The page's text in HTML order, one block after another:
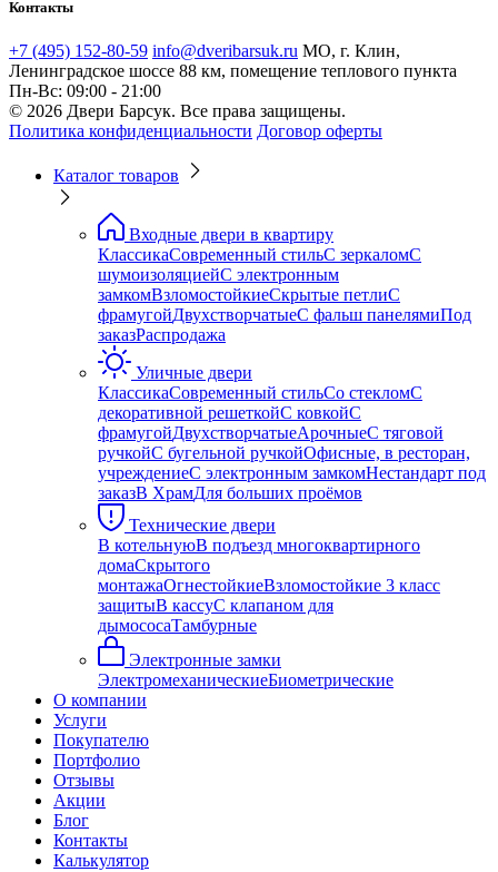
Контакты
+7 (495) 152-80-59 info@dveribarsuk.ru МО, г. Клин,
Ленинградское шоссе 88 км, помещение теплового пункта
Пн-Вс: 09:00 - 21:00
© 2026 Двери Барсук. Все права защищены.
Политика конфиденциальности Договор оферты
Каталог товаров
Входные двери в квартиру
КлассикаСовременный стильС зеркаломС
шумоизоляциейС электронным
замкомВзломостойкиеСкрытые петлиС
фрамугойДвухстворчатыеС фальш панелямиПод
заказРаспродажа
Уличные двери
КлассикаСовременный стильСо стекломС
декоративной решеткойС ковкойС
фрамугойДвухстворчатыеАрочныеС тяговой
ручкойС бугельной ручкойОфисные, в ресторан,
учреждениеС электронным замкомНестандарт под
заказВ ХрамДля больших проёмов
Технические двери
В котельнуюВ подъезд многоквартирного
домаСкрытого
монтажаОгнестойкиеВзломостойкие 3 класс
защитыВ кассуС клапаном для
дымососаТамбурные
Электронные замки
ЭлектромеханическиеБиометрические
О компании
Услуги
Покупателю
Портфолио
Отзывы
Акции
Блог
Контакты
Калькулятор